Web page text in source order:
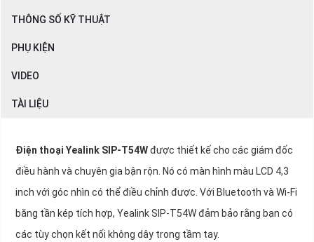
THÔNG SỐ KỸ THUẬT
PHỤ KIỆN
VIDEO
TÀI LIỆU
Điện thoại Yealink SIP-T54Wđược thiết kế cho các giám đốc
điều hành và chuyên gia bận rộn. Nó có màn hình màu LCD 4,3
inch với góc nhìn có thể điều chỉnh được. Với Bluetooth và Wi-Fi
băng tần kép tích hợp, Yealink SIP-T54W đảm bảo rằng bạn có
các tùy chọn kết nối không dây trong tầm tay.